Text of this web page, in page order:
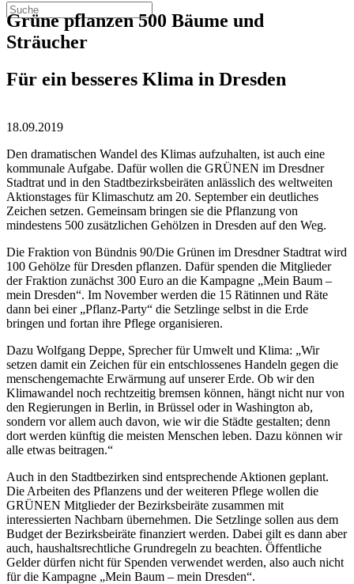
Grüne pflanzen 500 Bäume und
Sträucher
Für ein besseres Klima in Dresden
18.09.2019
Den dramatischen Wandel des Klimas aufzuhalten, ist auch eine
kommunale Aufgabe. Dafür wollen die GRÜNEN im Dresdner
Stadtrat und in den Stadtbezirksbeiräten anlässlich des weltweiten
Aktionstages für Klimaschutz am 20. September ein deutliches
Zeichen setzen. Gemeinsam bringen sie die Pflanzung von
mindestens 500 zusätzlichen Gehölzen in Dresden auf den Weg.
Die Fraktion von Bündnis 90/Die Grünen im Dresdner Stadtrat wird
100 Gehölze für Dresden pflanzen. Dafür spenden die Mitglieder
der Fraktion zunächst 300 Euro an die Kampagne „Mein Baum –
mein Dresden“. Im November werden die 15 Rätinnen und Räte
dann bei einer „Pflanz-Party“ die Setzlinge selbst in die Erde
bringen und fortan ihre Pflege organisieren.
Dazu Wolfgang Deppe, Sprecher für Umwelt und Klima: „Wir
setzen damit ein Zeichen für ein entschlossenes Handeln gegen die
menschengemachte Erwärmung auf unserer Erde. Ob wir den
Klimawandel noch rechtzeitig bremsen können, hängt nicht nur von
den Regierungen in Berlin, in Brüssel oder in Washington ab,
sondern vor allem auch davon, wie wir die Städte gestalten; denn
dort werden künftig die meisten Menschen leben. Dazu können wir
alle etwas beitragen.“
Auch in den Stadtbezirken sind entsprechende Aktionen geplant.
Die Arbeiten des Pflanzens und der weiteren Pflege wollen die
GRÜNEN Mitglieder der Bezirksbeiräte zusammen mit
interessierten Nachbarn übernehmen. Die Setzlinge sollen aus dem
Budget der Bezirksbeiräte finanziert werden. Dabei gilt es dann aber
auch, haushaltsrechtliche Grundregeln zu beachten. Öffentliche
Gelder dürfen nicht für Spenden verwendet werden, also auch nicht
für die Kampagne „Mein Baum – mein Dresden“.